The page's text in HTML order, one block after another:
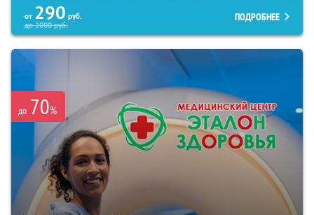
от 290 руб.
до2000руб.
ПОДРОБНЕЕ
до 70%